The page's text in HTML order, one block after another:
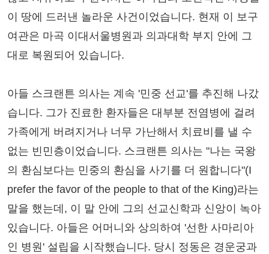
이 땅에 드러낸 놀라운 사건이었습니다. 현재 이 보구
여관은 마곡 이대서울병원과 의과대학 부지 안에 그
대로 복원되어 있습니다.
아들 스크랜튼 의사는 계속 '민중 선교'를 추진해 나갔
습니다. 그가 진료한 환자들은 대부분 전염병에 걸려
가족에게 버려지거나 너무 가난해서 치료비를 낼 수
없는 빈민층이었습니다. 스크랜튼 의사는 "나는 국왕
의 환심보다는 민중의 환심을 사기를 더 원합니다"(I
prefer the favor of the people to that of the King)라는
말을 했는데, 이 말 안에 그의 선교신학과 신앙이 녹아
있습니다. 아들은 어머니와 상의하여 '선한 사마리아
인 병원' 설립을 시작했습니다. 당시 정동은 경운궁과